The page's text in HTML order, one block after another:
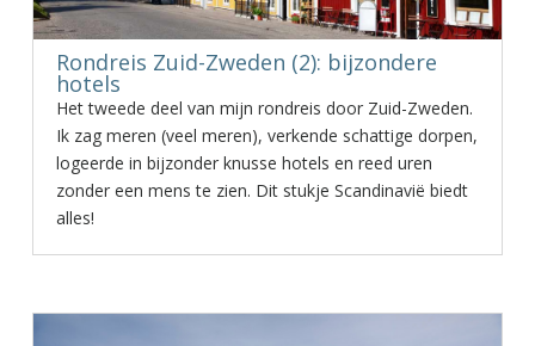
Rondreis Zuid-Zweden (2): bijzondere
hotels
Het tweede deel van mijn rondreis door Zuid-Zweden.
Ik zag meren (veel meren), verkende schattige dorpen,
logeerde in bijzonder knusse hotels en reed uren
zonder een mens te zien. Dit stukje Scandinavië biedt
alles!